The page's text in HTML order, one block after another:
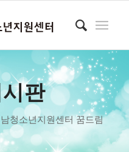
판
청소년지원센터 꿈드림